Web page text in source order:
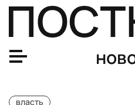
власть
Столтенберг заявил об